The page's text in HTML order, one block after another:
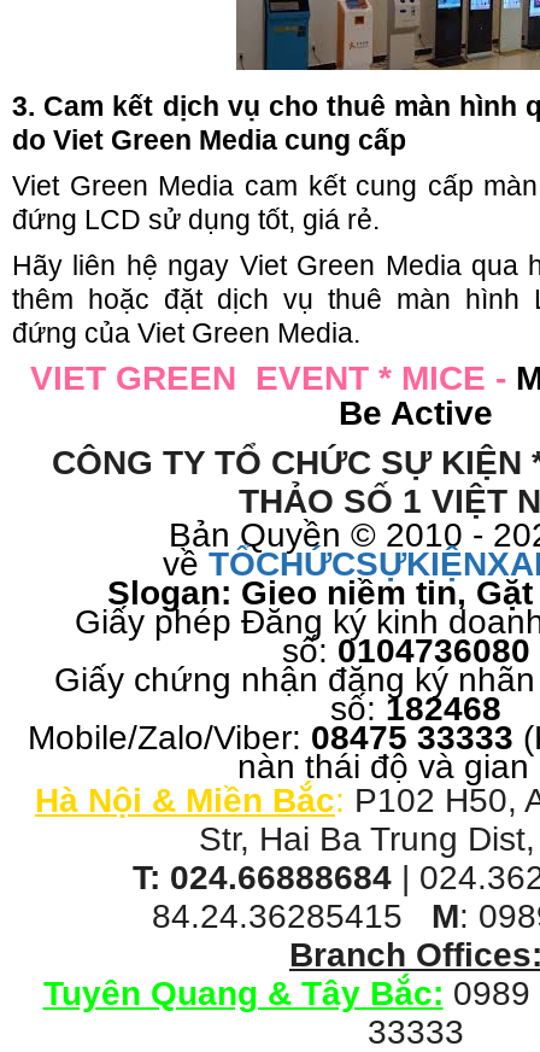
3. Cam kết dịch vụ cho thuê màn hình
do Viet Green Media cung cấp
Viet Green Media cam kết cung cấp
đứng LCD sử dụng tốt, giá rẻ.
Hãy liên hệ ngay Viet Green Media qua
thêm hoặc đặt dịch vụ thuê màn hình
đứng của Viet Green Media.
VIET GREEN EVENT * MICE -
Be Active
CÔNG TY TỔ CHỨC SỰ KIỆN
THẢO SỐ 1 VIỆT
Bản Quyền © 2010 -
về
Slogan: Gieo niềm tin,
Giấy phép Đăng ký kinh
số:
Giấy chứng nhận đăng ký
số: 182468
Mobile/Zalo/Viber: 08475 33333
nàn thái độ và gian
Hà Nội & Miền Bắc: P102 H50,
Str, Hai Ba Trung
T: 024.66888684|
84.24.36285415 M:
Branch
Tuyên Quang & Tây Bắc:
33333